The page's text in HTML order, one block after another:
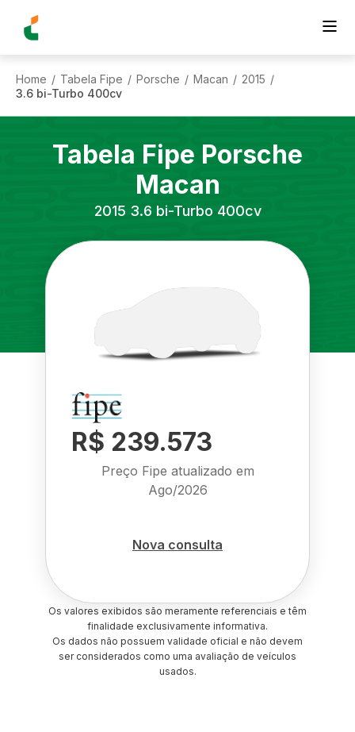
Home / Tabela Fipe / Porsche / Macan / 2015 /
3.6 bi-Turbo 400cv
Tabela Fipe Porsche
Macan
2015 3.6 bi-Turbo 400cv
R$ 239.573
Preço Fipe atualizado em
Ago/2026
Nova consulta
Os valores exibidos são meramente referenciais e têm
finalidade exclusivamente informativa.
Os dados não possuem validade oficial e não devem
ser considerados como uma avaliação de veículos
usados.